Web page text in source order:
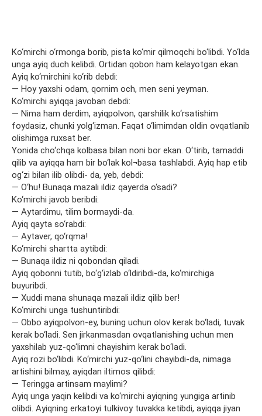
Ko‘mirchi o‘rmonga borib, pista ko‘mir qilmoqchi bo‘libdi. Yo‘lda
unga ayiq duch kelibdi. Ortidan qobon ham kelayotgan ekan.
Ayiq ko‘mirchini ko‘rib debdi:
— Hoy yaxshi odam, qornim och, men seni yeyman.
Ko‘mirchi ayiqqa javoban debdi:
— Nima ham derdim, ayiqpolvon, qarshilik ko‘rsatishim
foydasiz, chunki yolg‘izman. Faqat o‘limimdan oldin ovqatlanib
olishimga ruxsat ber.
Yonida cho‘chqa kolbasa bilan noni bor ekan. O‘tirib, tamaddi
qilib va ayiqqa ham bir bo‘lak kol¬basa tashlabdi. Ayiq hap etib
og‘zi bilan ilib olibdi- da, yeb, debdi:
— O‘hu! Bunaqa mazali ildiz qayerda o‘sadi?
Ko‘mirchi javob beribdi:
— Aytardimu, tilim bormaydi-da.
Ayiq qayta so‘rabdi:
— Aytaver, qo‘rqma!
Ko‘mirchi shartta aytibdi:
— Bunaqa ildiz ni qobondan qiladi.
Ayiq qobonni tutib, bo‘g‘izlab o‘ldiribdi-da, ko‘mirchiga
buyuribdi.
— Xuddi mana shunaqa mazali ildiz qilib ber!
Ko‘mirchi unga tushuntiribdi:
— Obbo ayiqpolvon-ey, buning uchun olov kerak bo‘ladi, tuvak
kerak bo‘ladi. Sen jirkanmasdan ovqatlanishing uchun men
yaxshilab yuz-qo‘limni chayishim kerak bo‘ladi.
Ayiq rozi bo‘libdi. Ko‘mirchi yuz-qo‘lini chayibdi-da, nimaga
artishini bilmay, ayiqdan iltimos qilibdi:
— Teringga artinsam maylimi?
Ayiq unga yaqin kelibdi va ko‘mirchi ayiqning yungiga artinib
olibdi. Ayiqning erkatoyi tulkivoy tuvakka ketibdi, ayiqqa jiyan